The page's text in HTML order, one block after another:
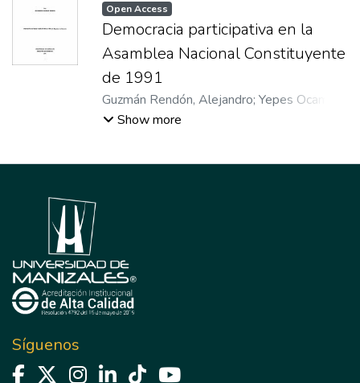
Open Access
Democracia participativa en la
Asamblea Nacional Constituyente
de 1991
Guzmán Rendón, Alejandro; Yepes Ocampo,
Juan Carlos
Show more
Síguenos